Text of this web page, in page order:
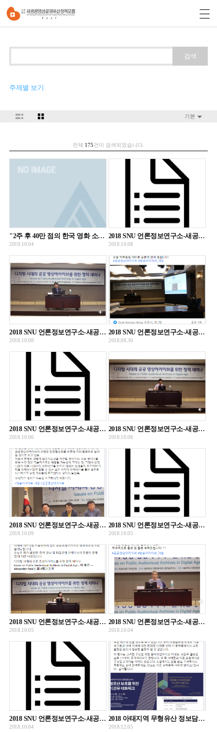
검색
주제별 보기
기본
전체 175건이 검색되었습니다.
"2주 후 40만 점의 한국 영화 소품들이 폐기됩니다" (청와대 청원, 20191001)
2019.10.04
2018 SNU 언론정보연구소-새공공영상문화유산정책포럼 공동세미나 강진욱 발표 녹취록
2018.10.08
2018 SNU 언론정보연구소-새공공영상문화유산정책포럼 공동세미나 강진욱 발표 녹화자료
2018.10.08
2018 SNU 언론정보연구소-새공공영상문화유산정책포럼 공동세미나 개최 알림 게시물
2018.08.30
2018 SNU 언론정보연구소-새공공영상문화유산정책포럼 공동세미나 이상훈 발표 녹취록
2018.10.06
2018 SNU 언론정보연구소-새공공영상문화유산정책포럼 공동세미나 이상훈 발표 녹화자료
2018.10.06
2018 SNU 언론정보연구소-새공공영상문화유산정책포럼 공동세미나 종합토론 녹화자료 및 녹취록
2018.10.09
2018 SNU 언론정보연구소-새공공영상문화유산정책포럼 공동세미나 최효진 발표 녹취록
2018.10.05
2018 SNU 언론정보연구소-새공공영상문화유산정책포럼 공동세미나 최효진 발표 녹화자료
2018.10.05
2018 SNU 언론정보연구소-새공공영상문화유산정책포럼 공동세미나 클로드 뮈수 기조발표
2018.10.04
2018 SNU 언론정보연구소-새공공영상문화유산정책포럼 공동세미나 클로드뮈수 기조발표 녹취록
2018.10.04
2018 아태지역 무형유산 정보담당관 회의 개최 공지
2018.12.05